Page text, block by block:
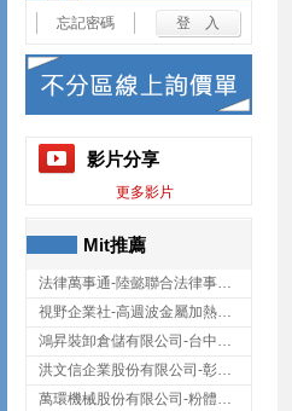
忘記密碼
影片分享
更多影片
Mit推薦
法律萬事通-陸懿聯合法律事務所
視野企業社-高週波金屬加熱設備,彰化高週波金屬加熱設備
鴻昇裝卸倉儲有限公司-台中貨櫃裝卸
洪文信企業股份有限公司-彰化鋅合金鑄造,彰化五金加工,彰化五金配件
萬環機械股份有限公司-粉體塗裝設備,輸送機,輸送機設備,台南輸送機